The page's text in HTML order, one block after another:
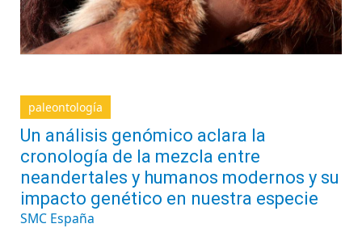
paleontología
Un análisis genómico aclara la
cronología de la mezcla entre
neandertales y humanos modernos y su
impacto genético en nuestra especie
SMC España